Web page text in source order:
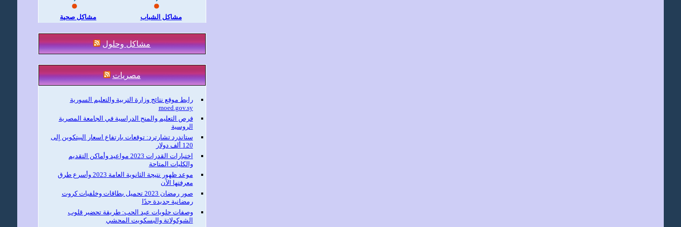
مشاكل صحية مشاكل الشباب
مشاكل وحلول
مصريات
رابط موقع نتائج وزارة التربية والتعليم السورية
moed.gov.sy
فرص التعليم والمنح الدراسية في الجامعة المصرية
الروسية
ستاندرد تشارترد: توقعات بارتفاع اسعار البيتكوين إلى
120 ألف دولار
اختبارات القدرات 2023 مواعيد وأماكن التقديم
والكليات المتاحة
موعد ظهور نتيجة الثانوية العامة 2023 وأسرع طرق
معرفتها الآن
صور رمضان 2023 تحميل بطاقات وخلفيات كروت
رمضانية جديدة جدًا
وصفات حلويات عيد الحب: طريقة تحضير قلوب
الشوكولاتة والبسكويت المحشي